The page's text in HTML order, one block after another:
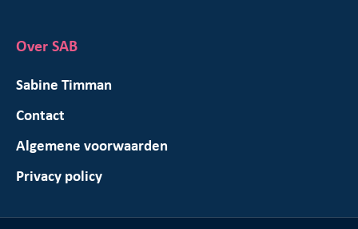
Over SAB
Sabine Timman
Contact
Algemene voorwaarden
Privacy policy